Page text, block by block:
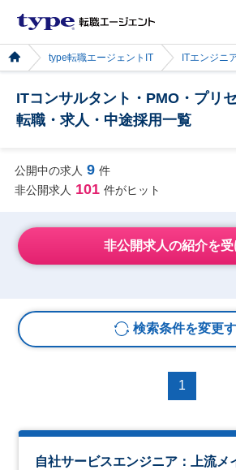
type転職エージェントIT ITエンジニ
ITコンサルタント・PMO・プリ
転職・求人・中途採用一覧
公開中の求人 9 件
非公開求人 101 件がヒット
非公開求人の紹介を受
検索条件を変更
1
自社サービスエンジニア：上流メ